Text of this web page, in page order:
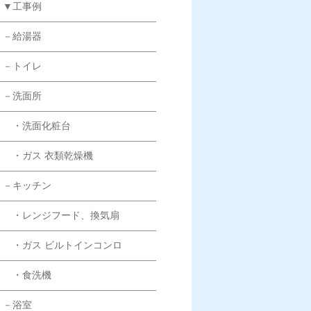
▼工事例
－給湯器
－トイレ
－洗面所
・洗面化粧台
・ガス 衣類乾燥機
－キッチン
・レンジフード、換気扇
・ガス ビルトインコンロ
・食洗機
－浴室